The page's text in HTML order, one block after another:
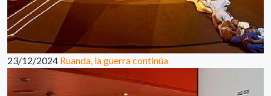
23/12/2024 Ruanda, la guerra continúa